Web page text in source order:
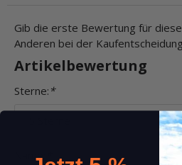
Gib die erste Bewertung für
Anderen bei der Kaufentscheidung
Artikelbewertung
Sterne: *
Name: